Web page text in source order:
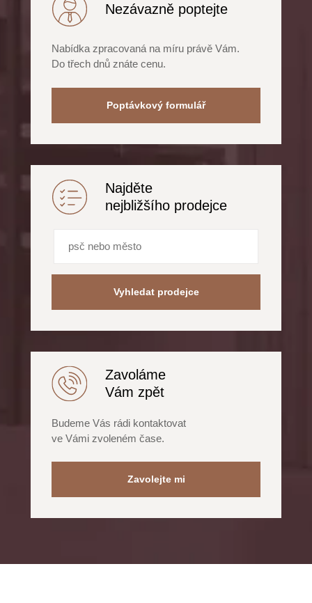
Nezávazně poptejte
Nabídka zpracovaná na míru právě Vám.
Do třech dnů znáte cenu.
Poptávkový formulář
Najděte
nejbližšího prodejce
Vyhledat prodejce
Zavoláme
Vám zpět
Budeme Vás rádi kontaktovat
ve Vámi zvoleném čase.
Zavolejte mi